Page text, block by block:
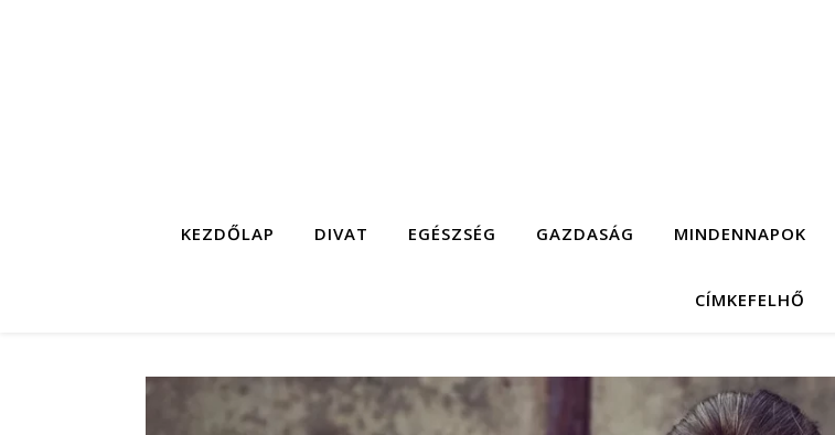
KEZDŐLAP DIVAT EGÉSZSÉG GAZDASÁG MINDENNAPOK
CÍMKEFELHŐ